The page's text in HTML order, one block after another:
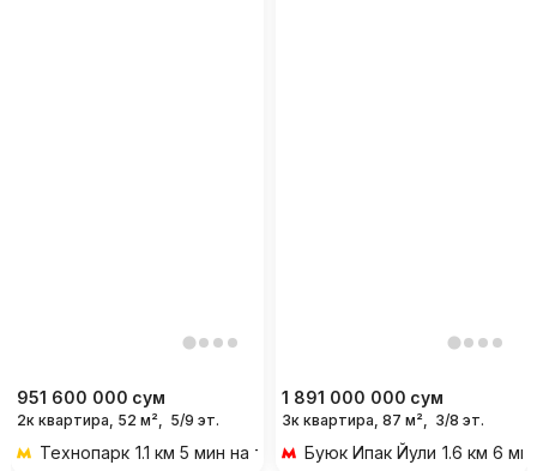
951 600 000 сум
2к квартира, 52 м², 5/9 эт.
Технопарк 1.1 км 5 мин на транспорте
1 891 000 000 сум
3к квартира, 87 м², 3/8 эт.
Буюк Ипак Йули 1.6 км 6